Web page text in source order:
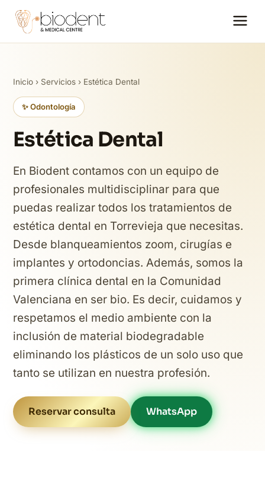
Inicio › Servicios › Estética Dental
✨ Odontología
Estética Dental
En Biodent contamos con un equipo de
profesionales multidisciplinar para que
puedas realizar todos los tratamientos de
estética dental en Torrevieja que necesitas.
Desde blanqueamientos zoom, cirugías e
implantes y ortodoncias. Además, somos la
primera clínica dental en la Comunidad
Valenciana en ser bio. Es decir, cuidamos y
respetamos el medio ambiente con la
inclusión de material biodegradable
eliminando los plásticos de un solo uso que
tanto se utilizan en nuestra profesión.
Reservar consulta WhatsApp